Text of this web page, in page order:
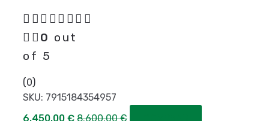
0 out
of 5
(0)
SKU: 7915184354957
6.450,00 € 8.600,00€